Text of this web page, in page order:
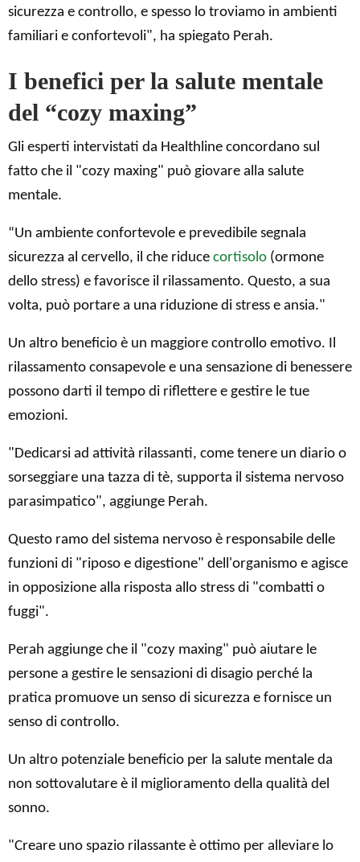
sicurezza e controllo, e spesso lo troviamo in ambienti
familiari e confortevoli", ha spiegato Perah.
I benefici per la salute mentale
del “cozy maxing”
Gli esperti intervistati da Healthline concordano sul
fatto che il "cozy maxing" può giovare alla salute
mentale.
“Un ambiente confortevole e prevedibile segnala
sicurezza al cervello, il che riduce cortisolo (ormone
dello stress) e favorisce il rilassamento. Questo, a sua
volta, può portare a una riduzione di stress e ansia."
Un altro beneficio è un maggiore controllo emotivo. Il
rilassamento consapevole e una sensazione di benessere
possono darti il tempo di riflettere e gestire le tue
emozioni.
"Dedicarsi ad attività rilassanti, come tenere un diario o
sorseggiare una tazza di tè, supporta il sistema nervoso
parasimpatico", aggiunge Perah.
Questo ramo del sistema nervoso è responsabile delle
funzioni di "riposo e digestione" dell'organismo e agisce
in opposizione alla risposta allo stress di "combatti o
fuggi".
Perah aggiunge che il "cozy maxing" può aiutare le
persone a gestire le sensazioni di disagio perché la
pratica promuove un senso di sicurezza e fornisce un
senso di controllo.
Un altro potenziale beneficio per la salute mentale da
non sottovalutare è il miglioramento della qualità del
sonno.
"Creare uno spazio rilassante è ottimo per alleviare lo